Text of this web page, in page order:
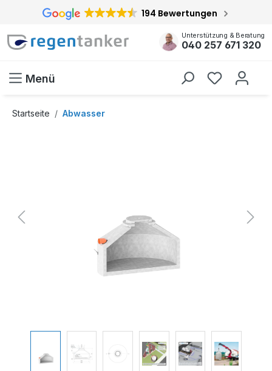
springen 194 Bewertungen
Unterstützung & Beratung
040 257 671 320
Menü
Startseite Abwasser